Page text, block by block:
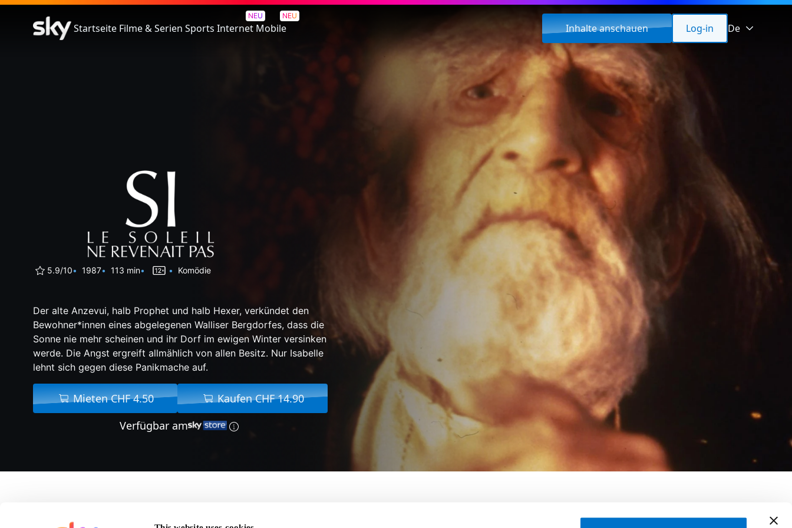
Startseite Filme & Serien Sports
NEU
Internet
NEU
Mobile Inhalte anschauen Log-in De
Si Le Soleil Ne Revenait Pas
5.9/10 1987 113 min Komödie
Der alte Anzevui, halb Prophet und halb Hexer, verkündet den
Bewohner*innen eines abgelegenen Walliser Bergdorfes, dass die
Sonne nie mehr scheinen und ihr Dorf im ewigen Winter versinken
werde. Die Angst ergreift allmählich von allen Besitz. Nur Isabelle
lehnt sich gegen diese Panikmache auf.
Mieten CHF 4.50
Kaufen CHF 14.90
Verfügbar am